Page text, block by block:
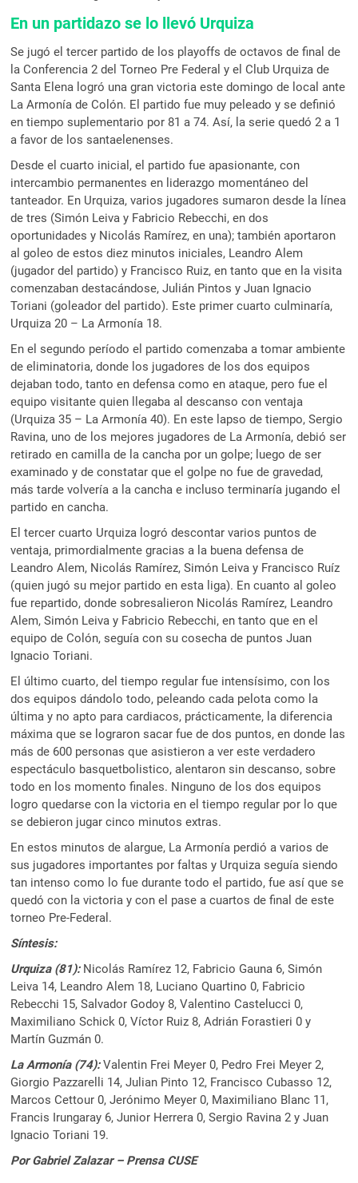
En un partidazo se lo llevó Urquiza
Se jugó el tercer partido de los playoffs de octavos de final de
la Conferencia 2 del Torneo Pre Federal y el Club Urquiza de
Santa Elena logró una gran victoria este domingo de local ante
La Armonía de Colón. El partido fue muy peleado y se definió
en tiempo suplementario por 81 a 74. Así, la serie quedó 2 a 1
a favor de los santaelenenses.
Desde el cuarto inicial, el partido fue apasionante, con
intercambio permanentes en liderazgo momentáneo del
tanteador. En Urquiza, varios jugadores sumaron desde la línea
de tres (Simón Leiva y Fabricio Rebecchi, en dos
oportunidades y Nicolás Ramírez, en una); también aportaron
al goleo de estos diez minutos iniciales, Leandro Alem
(jugador del partido) y Francisco Ruiz, en tanto que en la visita
comenzaban destacándose, Julián Pintos y Juan Ignacio
Toriani (goleador del partido). Este primer cuarto culminaría,
Urquiza 20 – La Armonía 18.
En el segundo período el partido comenzaba a tomar ambiente
de eliminatoria, donde los jugadores de los dos equipos
dejaban todo, tanto en defensa como en ataque, pero fue el
equipo visitante quien llegaba al descanso con ventaja
(Urquiza 35 – La Armonía 40). En este lapso de tiempo, Sergio
Ravina, uno de los mejores jugadores de La Armonía, debió ser
retirado en camilla de la cancha por un golpe; luego de ser
examinado y de constatar que el golpe no fue de gravedad,
más tarde volvería a la cancha e incluso terminaría jugando el
partido en cancha.
El tercer cuarto Urquiza logró descontar varios puntos de
ventaja, primordialmente gracias a la buena defensa de
Leandro Alem, Nicolás Ramírez, Simón Leiva y Francisco Ruíz
(quien jugó su mejor partido en esta liga). En cuanto al goleo
fue repartido, donde sobresalieron Nicolás Ramírez, Leandro
Alem, Simón Leiva y Fabricio Rebecchi, en tanto que en el
equipo de Colón, seguía con su cosecha de puntos Juan
Ignacio Toriani.
El último cuarto, del tiempo regular fue intensísimo, con los
dos equipos dándolo todo, peleando cada pelota como la
última y no apto para cardiacos, prácticamente, la diferencia
máxima que se lograron sacar fue de dos puntos, en donde las
más de 600 personas que asistieron a ver este verdadero
espectáculo basquetbolistico, alentaron sin descanso, sobre
todo en los momento finales. Ninguno de los dos equipos
logro quedarse con la victoria en el tiempo regular por lo que
se debieron jugar cinco minutos extras.
En estos minutos de alargue, La Armonía perdió a varios de
sus jugadores importantes por faltas y Urquiza seguía siendo
tan intenso como lo fue durante todo el partido, fue así que se
quedó con la victoria y con el pase a cuartos de final de este
torneo Pre-Federal.
Síntesis:
Urquiza (81):Nicolás Ramírez 12, Fabricio Gauna 6, Simón
Leiva 14, Leandro Alem 18, Luciano Quartino 0, Fabricio
Rebecchi 15, Salvador Godoy 8, Valentino Castelucci 0,
Maximiliano Schick 0, Víctor Ruiz 8, Adrián Forastieri 0 y
Martín Guzmán 0.
La Armonía (74):Valentin Frei Meyer 0, Pedro Frei Meyer 2,
Giorgio Pazzarelli 14, Julian Pinto 12, Francisco Cubasso 12,
Marcos Cettour 0, Jerónimo Meyer 0, Maximiliano Blanc 11,
Francis Irungaray 6, Junior Herrera 0, Sergio Ravina 2 y Juan
Ignacio Toriani 19.
Por Gabriel Zalazar – Prensa CUSE